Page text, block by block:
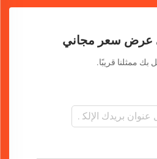
عرض سعر مجاني
بك ممثلنا قريبًا.